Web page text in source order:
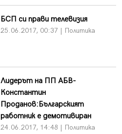
БСП си прави телевизия
25.06.2017, 00:37 | Политика
Лидерът на ПП АБВ-
Константин
Проданов:Българският
работник е демотивиран
24.06.2017, 14:48 | Политика